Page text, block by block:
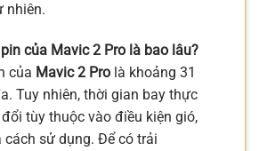
nhiên.
của Mavic 2 Pro là bao lâu?
của Mavic 2 Pro là khoảng 31
Tuy nhiên, thời gian bay thực
tùy thuộc vào điều kiện gió,
cách sử dụng. Để có trải